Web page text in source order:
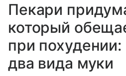
Пекари
который
при похудении:
два вида муки